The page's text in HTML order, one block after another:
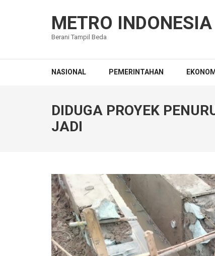
METRO INDONESIA
Berani Tampil Beda
NASIONAL PEMERINTAHAN
DIDUGA PROYEK
JADI